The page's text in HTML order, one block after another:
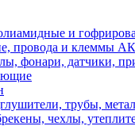
и
провода и клеммы
фонари, датчики,
трубы,
чехлы,